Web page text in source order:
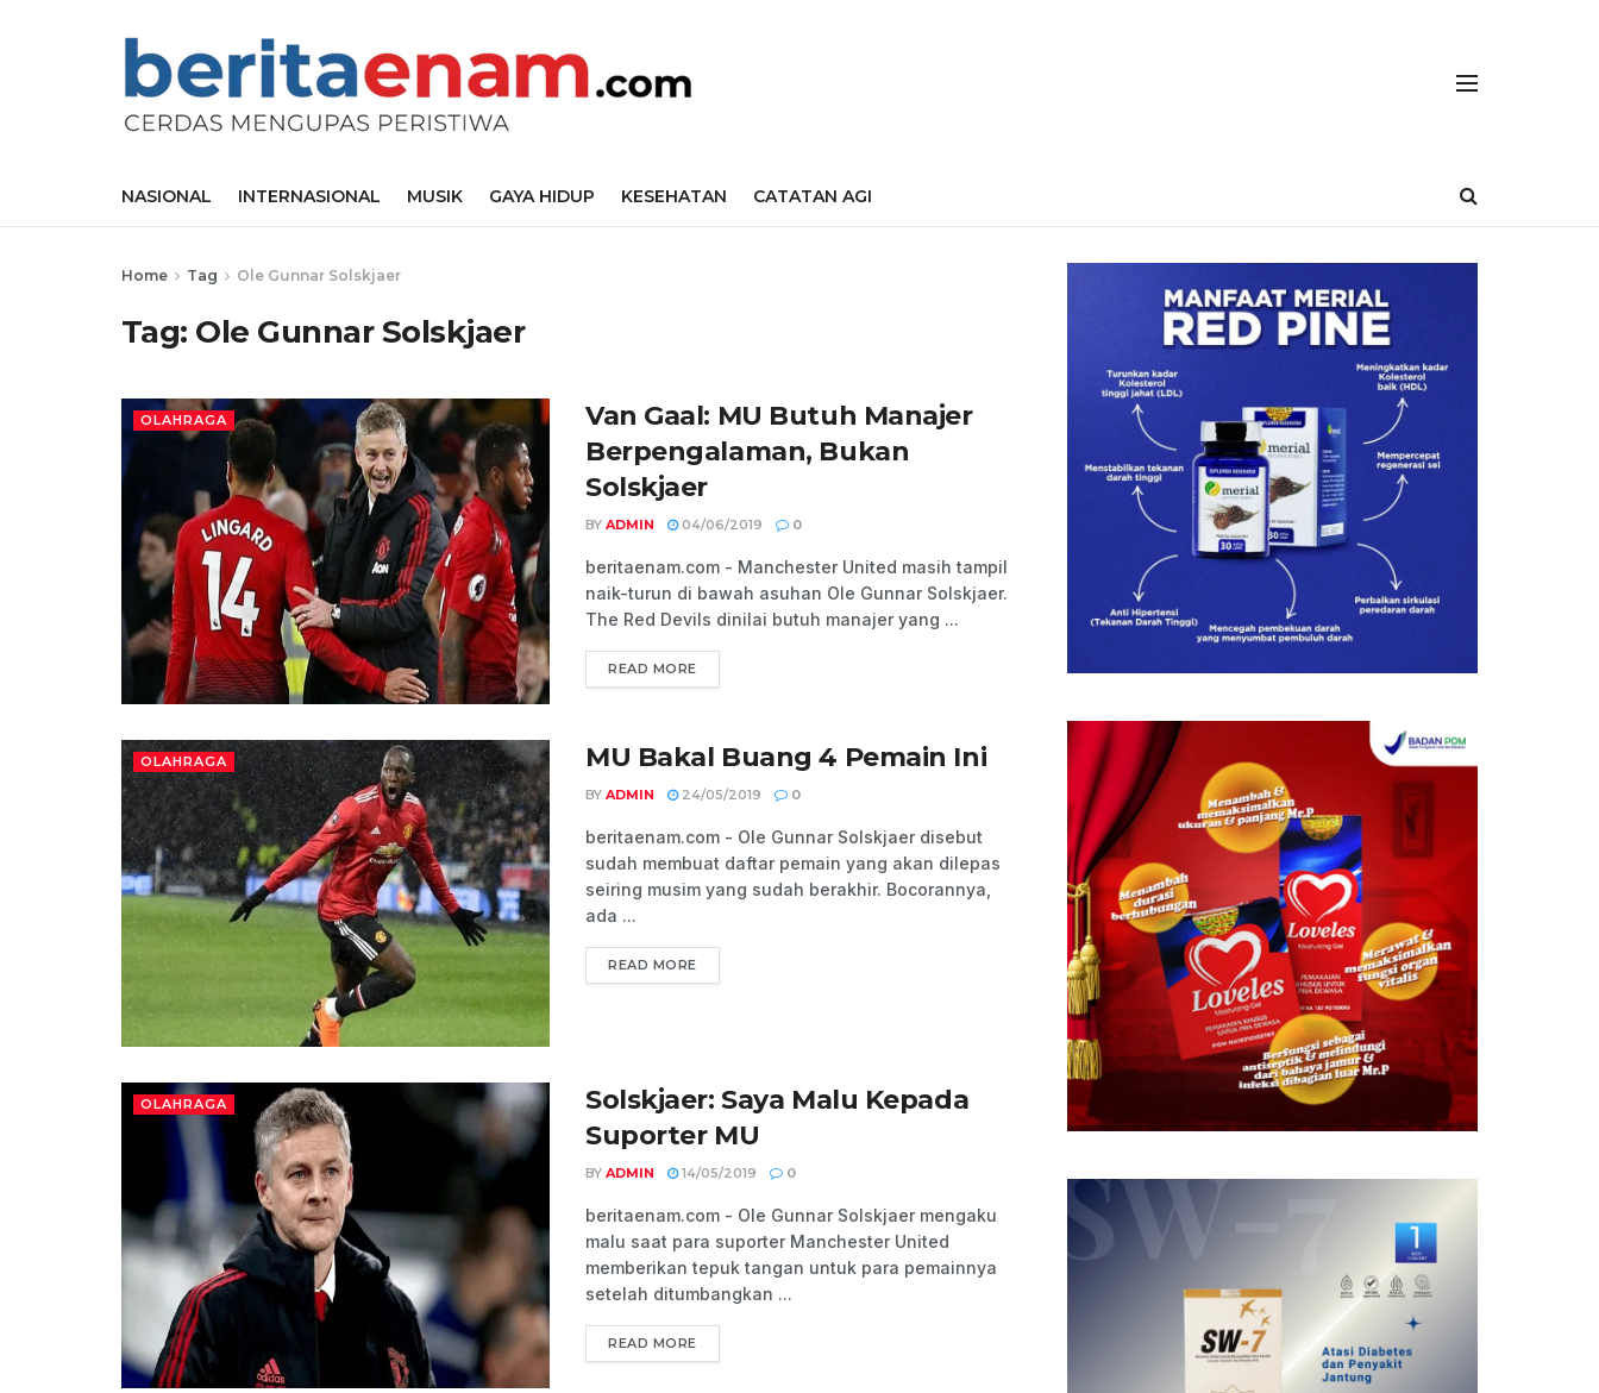
NASIONAL INTERNASIONAL MUSIK GAYA HIDUP KESEHATAN CATATAN AGI
Home Tag Ole Gunnar Solskjaer
Tag: Ole Gunnar Solskjaer
OLAHRAGA
Van Gaal: MU Butuh Manajer
Berpengalaman, Bukan
Solskjaer
BY ADMIN 04/06/2019 0
beritaenam.com - Manchester United masih tampil
naik-turun di bawah asuhan Ole Gunnar Solskjaer.
The Red Devils dinilai butuh manajer yang ...
READ MORE
OLAHRAGA MU Bakal Buang 4 Pemain Ini
BY ADMIN 24/05/2019 0
beritaenam.com - Ole Gunnar Solskjaer disebut
sudah membuat daftar pemain yang akan dilepas
seiring musim yang sudah berakhir. Bocorannya,
ada ...
READ MORE
OLAHRAGA
Solskjaer: Saya Malu Kepada
Suporter MU
BY ADMIN 14/05/2019 0
beritaenam.com - Ole Gunnar Solskjaer mengaku
malu saat para suporter Manchester United
memberikan tepuk tangan untuk para pemainnya
setelah ditumbangkan ...
READ MORE